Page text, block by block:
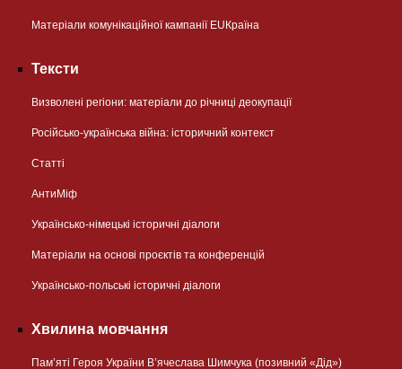
Матеріали комунікаційної кампанії EUКраїна
Тексти
Визволені регіони: матеріали до річниці деокупації
Російсько-українська війна: історичний контекст
Статті
АнтиМіф
Українсько-німецькі історичні діалоги
Матеріали на основі проєктів та конференцій
Українсько-польські історичні діалоги
Хвилина мовчання
Пам’яті Героя України В’ячеслава Шимчука (позивний «Дід»)